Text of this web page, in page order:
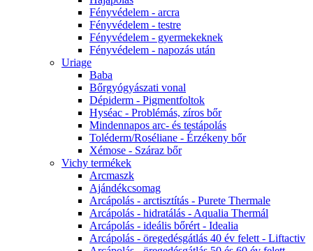
Fényvédelem - arcra
Fényvédelem - testre
Fényvédelem - gyermekeknek
Fényvédelem - napozás után
Uriage
Baba
Bőrgyógyászati vonal
Dépiderm - Pigmentfoltok
Hyséac - Problémás, zíros bőr
Mindennapos arc- és testápolás
Toléderm/Roséliane - Érzékeny bőr
Xémose - Száraz bőr
Vichy termékek
Arcmaszk
Ajándékcsomag
Arcápolás - arctisztítás - Purete Thermale
Arcápolás - hidratálás - Aqualia Thermál
Arcápolás - ideális bőrért - Idealia
Arcápolás - öregedésgátlás 40 év felett - Liftactiv